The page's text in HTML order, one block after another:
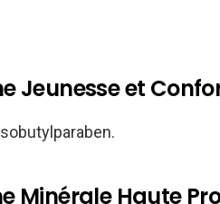
Jeunesse et
Minérale Haute